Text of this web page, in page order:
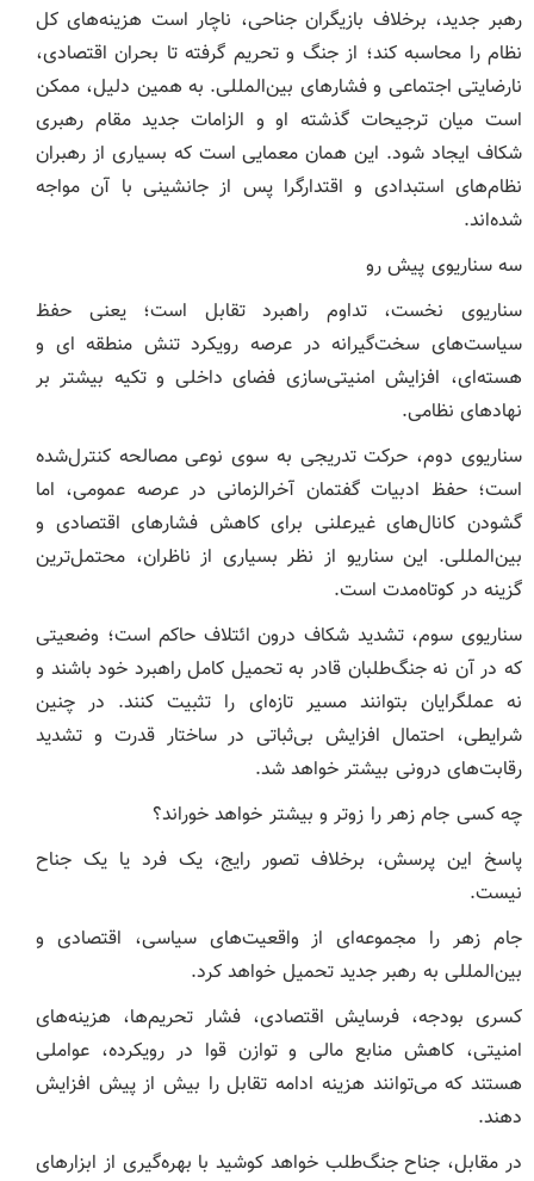
رهبر جدید، برخلاف بازیگران جناحی، ناچار است هزینه‌های کل
نظام را محاسبه کند؛ از جنگ و تحریم گرفته تا بحران اقتصادی،
نارضایتی اجتماعی و فشارهای بین‌المللی. به همین دلیل، ممکن
است میان ترجیحات گذشته او و الزامات جدید مقام رهبری
شکاف ایجاد شود. این همان معمایی است که بسیاری از رهبران
نظام‌های استبدادی و اقتدارگرا پس از جانشینی با آن مواجه
شده‌اند.
سه سناریوی پیش رو
سناریوی نخست، تداوم راهبرد تقابل است؛ یعنی حفظ
سیاست‌های سخت‌گیرانه در عرصه رویکرد تنش منطقه ای و
هسته‌ای، افزایش امنیتی‌سازی فضای داخلی و تکیه بیشتر بر
نهادهای نظامی.
سناریوی دوم، حرکت تدریجی به سوی نوعی مصالحه کنترل‌شده
است؛ حفظ ادبیات گفتمان آخرالزمانی در عرصه عمومی، اما
گشودن کانال‌های غیرعلنی برای کاهش فشارهای اقتصادی و
بین‌المللی. این سناریو از نظر بسیاری از ناظران، محتمل‌ترین
گزینه در کوتاه‌مدت است.
سناریوی سوم، تشدید شکاف درون ائتلاف حاکم است؛ وضعیتی
که در آن نه جنگ‌طلبان قادر به تحمیل کامل راهبرد خود باشند و
نه عملگرایان بتوانند مسیر تازه‌ای را تثبیت کنند. در چنین
شرایطی، احتمال افزایش بی‌ثباتی در ساختار قدرت و تشدید
رقابت‌های درونی بیشتر خواهد شد.
چه کسی جام زهر را زوتر و بیشتر خواهد خوراند؟
پاسخ این پرسش، برخلاف تصور رایج، یک فرد یا یک جناح
نیست.
جام زهر را مجموعه‌ای از واقعیت‌های سیاسی، اقتصادی و
بین‌المللی به رهبر جدید تحمیل خواهد کرد.
کسری بودجه، فرسایش اقتصادی، فشار تحریم‌ها، هزینه‌های
امنیتی، کاهش منابع مالی و توازن قوا در رویکرده، عواملی
هستند که می‌توانند هزینه ادامه تقابل را بیش از پیش افزایش
دهند.
در مقابل، جناح جنگ‌طلب خواهد کوشید با بهره‌گیری از ابزارهای